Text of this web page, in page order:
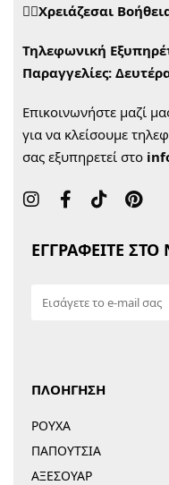
🙋‍♀️Χρειάζεσαι
Τηλεφωνική
Παραγγελίες:
Επικοινωνήστε μαζί
για να κλείσουμε
σας εξυπηρετεί στο
ΕΓΓΡΑΦΕΙΤΕ ΣΤΟ
ΠΛΟΗΓΗΣΗ
ΡΟΥΧΑ
ΠΑΠΟΥΤΣΙΑ
ΑΞΕΣΟΥΑΡ